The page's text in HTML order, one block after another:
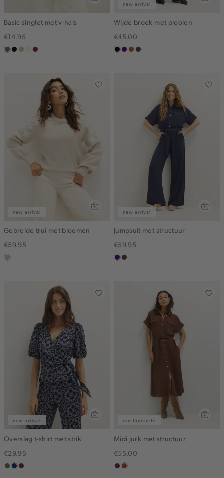
Basic singlet met v-hals
€14.95
middenbruin
zwartlichtzand
wit,bordeaux
new arrival
Wijde broek met plooien
€45.00
zwart
indigo
deepmocca
choco
new arrival
Gebreide trui met bloemen
€59.95
lichtzand
new arrival
Jumpsuit met structuur
€59.95
indigochoco
new arrival
Overslag t-shirt met strik
€29.95
groen,
donkerblauw
brique
our favourite
Midi jurk met structuur
€55.00
bordeaux
bruin